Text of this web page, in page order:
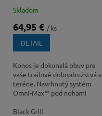
Skladom
64,95 € / ks
DETAIL
Konos je dokonalá obuv pre
vaše trailové dobrodružstvá v
teréne. Navrhnutý systém
Omni-Max™ pod nohami
a trakciu na...
Black Grill